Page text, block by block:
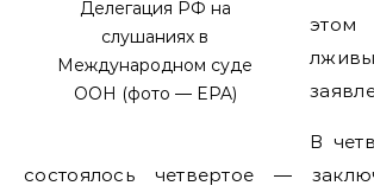
Делегация РФ на
слушаниях в
Международном суде
ООН (фото — EPA)
этом
В
состоялось четвертое —